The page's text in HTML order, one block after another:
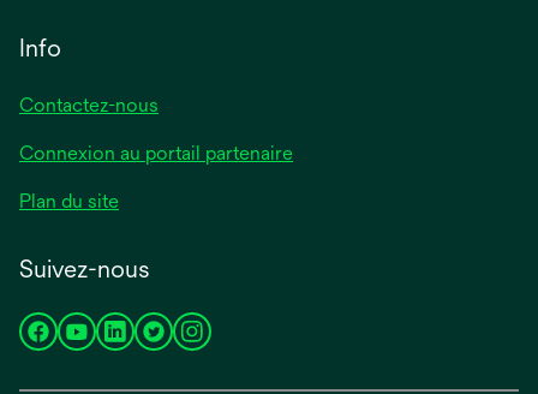
Info
Contactez-nous
Connexion au portail partenaire
Plan du site
Suivez-nous
s’ouvres’ouvres’ouvres’ouvres’ouvre